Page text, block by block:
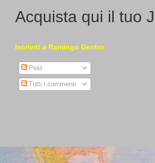
Acquista qui il tuo
Iscriviti a Ramingo Dentro
Post
Tutti i commenti